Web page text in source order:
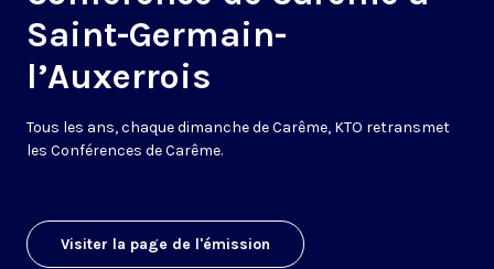
Saint-Germain-
l’Auxerrois
Tous les ans, chaque dimanche de Carême, KTO retransmet
les Conférences de Carême.
Visiter la page de l'émission